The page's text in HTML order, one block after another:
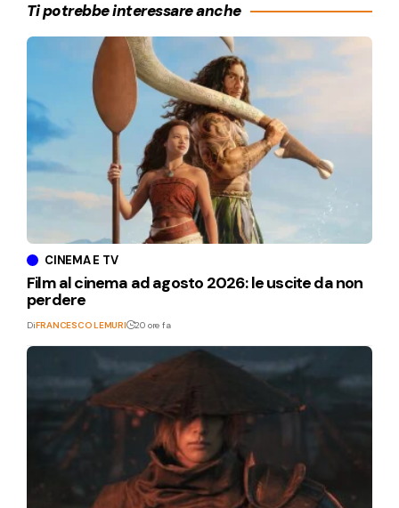
Ti potrebbe interessare anche
CINEMA E TV
Film al cinema ad agosto 2026: le uscite da non
perdere
DiFRANCESCO LEMURI 20 ore fa